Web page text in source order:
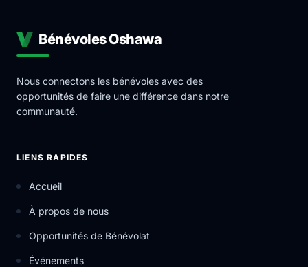
Bénévoles Oshawa
Nous connectons les bénévoles avec des
opportunités de faire une différence dans notre
communauté.
LIENS RAPIDES
Accueil
À propos de nous
Opportunités de Bénévolat
Événements